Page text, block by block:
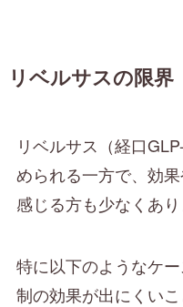
リベルサスの限界
リベルサス（経口
められる一方で、効
感じる方も少なくあり
特に以下のようなケ
制の効果が出にくいこ